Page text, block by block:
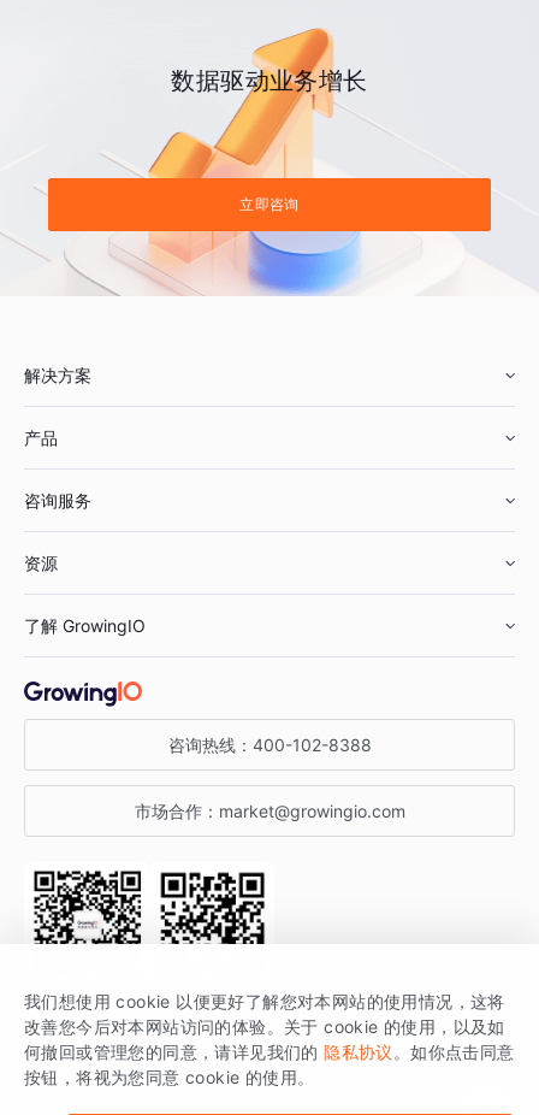
数据驱动业务增长
立即咨询
解决方案
鞋服行业
汽车行业
金融行业
产品
智能运营
获客分析
咨询服务
资源
增长公开课
增长博客
开发者文档
SDK 文档
场景指南
了解 GrowingIO
关于 GrowingIO
增长大会
行业活动
咨询热线： 400-102-8388
市场合作： market@growingio.com
关注公众号 获取更多干货
GrowingIO 是专注于数据智能分析与增长的品牌，核心平台为 GrowingIO
分析云。
我们想使用 cookie 以便更好了解您对本网站的使用情况，这将
改善您今后对本网站访问的体验。关于 cookie 的使用，以及如
何撤回或管理您的同意，请详见我们的 隐私协议 。如你点击同意
按钮，将视为您同意 cookie 的使用。